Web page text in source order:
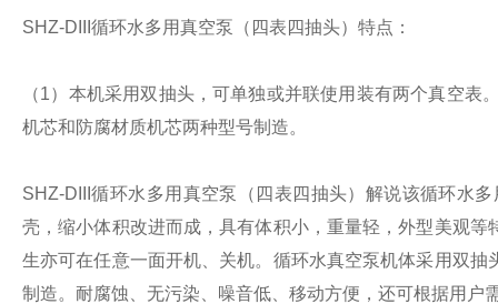
SHZ-DIII循环水多用真空泵（四表四抽头） 特点：
（1）本机采用双抽头，可单独或并联使用装有两个真空表
机芯和防腐材质机芯两种型号制造。
SHZ-DIII循环水多用真空泵（四表四抽头） 解说该循环水
壳，缩小体积改进而成，具有体积小，重量轻，外型美观
生亦可在任意一面开机、关机。循环水真空泵机体采用双
制造。耐腐蚀、无污染、噪音低、移动方便，还可根据用